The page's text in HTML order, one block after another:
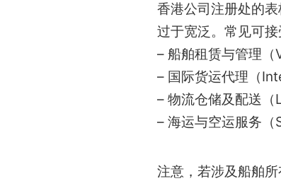
香港公司注册处的
过于宽泛。常见可接
– 船舶租赁与管理
– 国际货运代理（
– 物流仓储及配送
– 海运与空运服务
注意，若涉及船舶